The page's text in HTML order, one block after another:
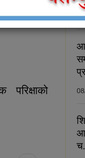
9 (सूचना
परिक्षाको